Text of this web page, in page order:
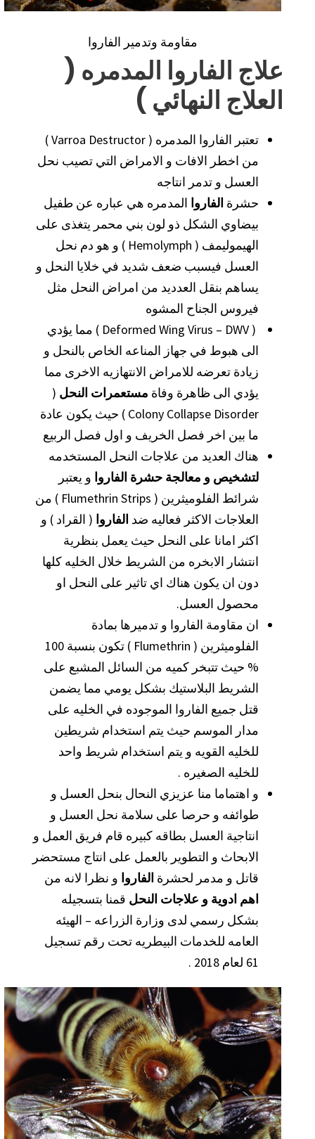
مقاومة وتدمير الفاروا
علاج الفاروا المدمره (
العلاج النهائي )
تعتبر الفاروا المدمره ( Varroa Destructor )
من اخطر الافات و الامراض التي تصيب نحل
العسل و تدمر انتاجه
حشرة الفاروا المدمره هي عباره عن طفيل
بيضاوي الشكل ذو لون بني محمر يتغذى على
الهيموليمف ( Hemolymph ) و هو دم نحل
العسل فيسبب ضعف شديد في خلايا النحل و
يساهم بنقل العدديد من امراض النحل مثل
فيروس الجناح المشوه
( Deformed Wing Virus – DWV ) مما يؤدي
الى هبوط في جهاز المناعه الخاص بالنحل و
زيادة تعرضه للامراض الانتهازيه الاخرى مما
يؤدي الى ظاهرة وفاة مستعمرات النحل (
Colony Collapse Disorder ) حيث يكون عادة
ما بين اخر فصل الخريف و اول فصل الربيع
هناك العديد من علاجات النحل المستخدمه
لتشخيص و معالجة حشرة الفاروا و يعتبر
شرائط الفلوميثرين ( Flumethrin Strips ) من
العلاجات الاكثر فعاليه ضد الفاروا ( القراد ) و
اكثر امانا على النحل حيث يعمل بنظرية
انتشار الابخره من الشريط خلال الخليه كلها
دون ان يكون هناك اي تاثير على النحل او
محصول العسل.
ان مقاومة الفاروا و تدميرها بمادة
الفلوميثرين ( Flumethrin ) تكون بنسبة 100
% حيث تتبخر كميه من السائل المشبع على
الشريط البلاستيك بشكل يومي مما يضمن
قتل جميع الفاروا الموجوده في الخليه على
مدار الموسم حيث يتم استخدام شريطين
للخليه القويه و يتم استخدام شريط واحد
للخليه الصغيره .
و اهتماما منا عزيزي النحال بنحل العسل و
طوائفه و حرصا على سلامة نحل العسل و
انتاجية العسل بطاقه كبيره قام فريق العمل و
الابحاث و التطوير بالعمل على انتاج مستحضر
قاتل و مدمر لحشرة الفاروا و نظرا لانه من
اهم ادوية و علاجات النحل قمنا بتسجيله
بشكل رسمي لدى وزارة الزراعه – الهيئه
العامه للخدمات البيطريه تحت رقم تسجيل
61 لعام 2018 .